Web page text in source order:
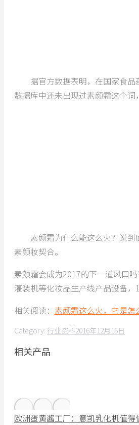
据官方数据表明，在国家食品
数据库中还未出现过素颜霜这个
素颜霜为什么能这么火？说到
素颜妆契合。
素颜霜会成为2017的下一道风口
灌装机等化妆品生产线产品设备
相关阅读： 素颜霜这么火，它是怎
Category: 行业资料2016年12月15日
相关产品
欧洲蛋黄酱工厂：意凯乳化机值得